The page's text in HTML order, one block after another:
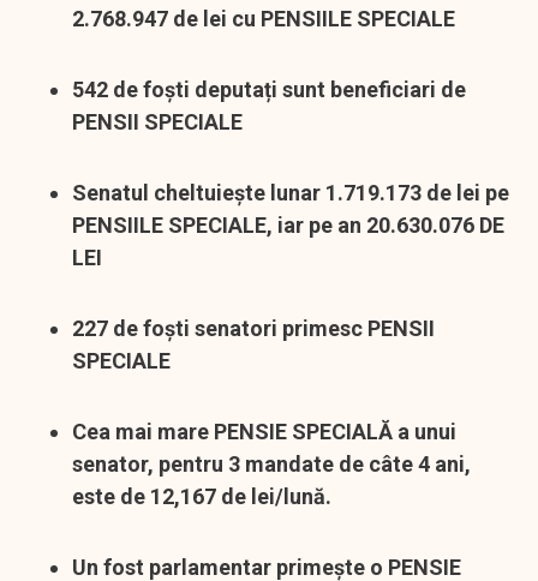
2.768.947 de lei cu PENSIILE SPECIALE
542 de foști deputați sunt beneficiari de
PENSII SPECIALE
Senatul cheltuiește lunar 1.719.173 de lei pe
PENSIILE SPECIALE, iar pe an 20.630.076 DE
LEI
227 de foști senatori primesc PENSII
SPECIALE
Cea mai mare PENSIE SPECIALĂ a unui
senator, pentru 3 mandate de câte 4 ani,
este de 12,167 de lei/lună.
Un fost parlamentar primește o PENSIE